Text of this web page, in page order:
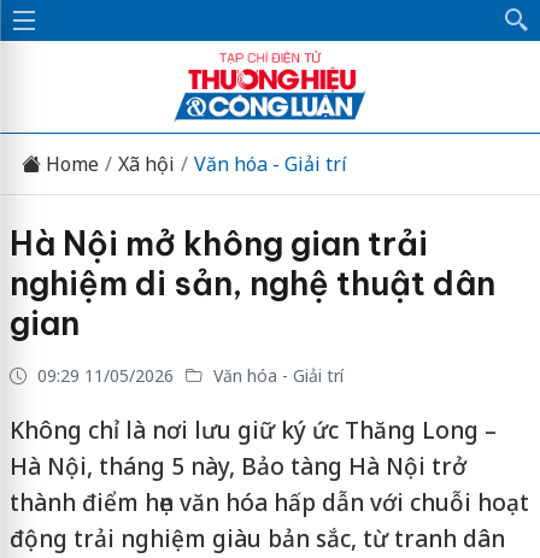
Home Xã hội Văn hóa - Giải trí
Hà Nội mở không gian trải
nghiệm di sản, nghệ thuật dân
gian
09:29 11/05/2026 Văn hóa - Giải trí
Không chỉ là nơi lưu giữ ký ức Thăng Long –
Hà Nội, tháng 5 này, Bảo tàng Hà Nội trở
thành điểm hẹn văn hóa hấp dẫn với chuỗi hoạt
động trải nghiệm giàu bản sắc, từ tranh dân